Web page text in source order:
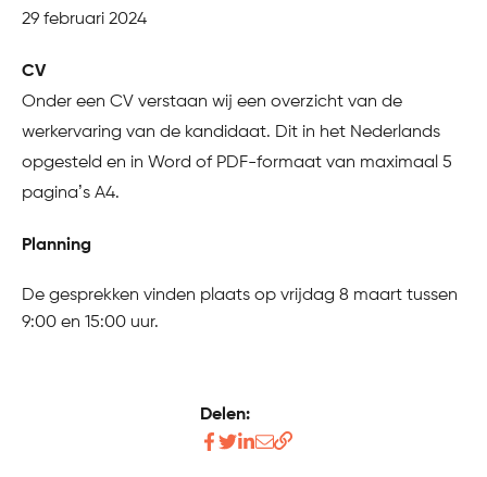
29 februari 2024
CV
Onder een CV verstaan wij een overzicht van de
werkervaring van de kandidaat. Dit in het Nederlands
opgesteld en in Word of PDF-formaat van maximaal 5
pagina’s A4.
Planning
De gesprekken vinden plaats op vrijdag 8 maart tussen
9:00 en 15:00 uur.
Delen:
DeelDeelDeel
Deel